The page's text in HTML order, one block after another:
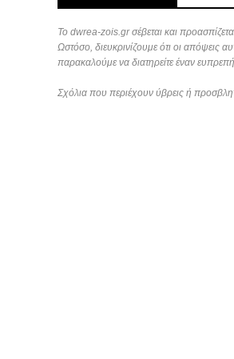
Το dwrea-zois.gr σέβεται και
Ωστόσο, διευκρινίζουμε ότι οι απόψεις
παρακαλούμε να διατηρείτε έναν
Σχόλια που περιέχουν ύβρεις ή